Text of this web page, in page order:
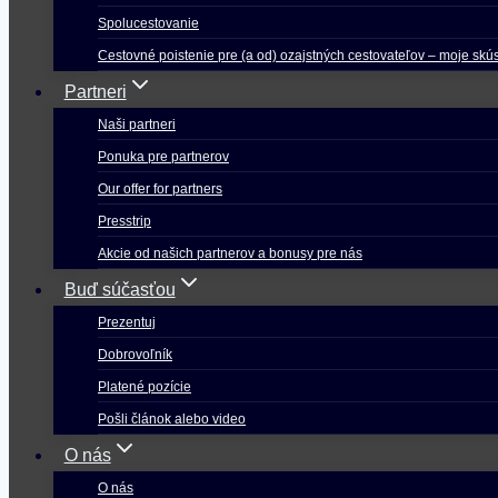
Spolucestovanie
Cestovné poistenie pre (a od) ozajstných cestovateľov – moje
Partneri
Naši partneri
Ponuka pre partnerov
Our offer for partners
Presstrip
Akcie od našich partnerov a bonusy pre nás
Buď súčasťou
Prezentuj
Dobrovoľník
Platené pozície
Pošli článok alebo video
O nás
O nás